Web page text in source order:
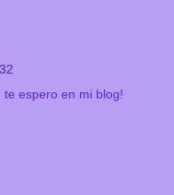
espero en mi blog!